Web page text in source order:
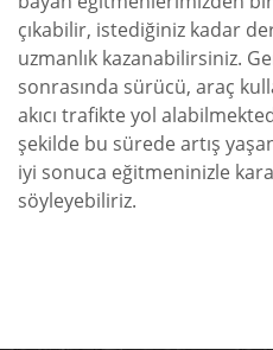
çıkabilir, istediğiniz kadar
uzmanlık kazanabilirsiniz.
sonrasında sürücü, araç
akıcı trafikte yol
şekilde bu sürede artış
iyi sonuca eğitmeninizle
söyleyebiliriz.